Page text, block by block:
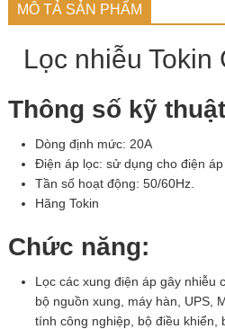
MÔ TẢ SẢN PHẨM
Lọc nhiễu Tokin
Thông số kỹ
Dòng định mức: 20A
Điện áp lọc: sử dụng cho điện áp
Tần số hoạt động: 50/60Hz.
Hãng Tokin
Chức năng:
Lọc các xung điện áp gây nhiễu
bộ nguồn xung, máy hàn, UPS,
tính công nghiệp, bộ điều khiển,